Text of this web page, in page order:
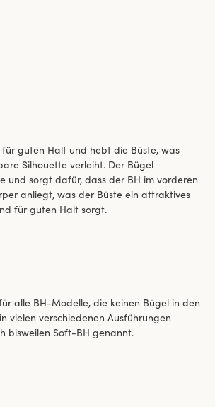
guten Halt und hebt die Büste, was
Silhouette verleiht. Der Bügel
und sorgt dafür, dass der BH im vorderen
anliegt, was der Büste ein attraktives
für guten Halt sorgt.
alle BH-Modelle, die keinen Bügel in den
vielen verschiedenen Ausführungen
bisweilen Soft-BH genannt.